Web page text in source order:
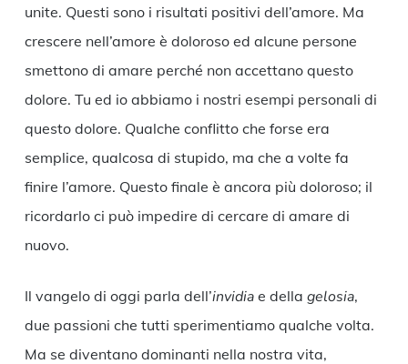
unite. Questi sono i risultati positivi dell’amore. Ma
crescere nell’amore è doloroso ed alcune persone
smettono di amare perché non accettano questo
dolore. Tu ed io abbiamo i nostri esempi personali di
questo dolore. Qualche conflitto che forse era
semplice, qualcosa di stupido, ma che a volte fa
finire l’amore. Questo finale è ancora più doloroso; il
ricordarlo ci può impedire di cercare di amare di
nuovo.
Il vangelo di oggi parla dell’invidiae della gelosia,
due passioni che tutti sperimentiamo qualche volta.
Ma se diventano dominanti nella nostra vita,